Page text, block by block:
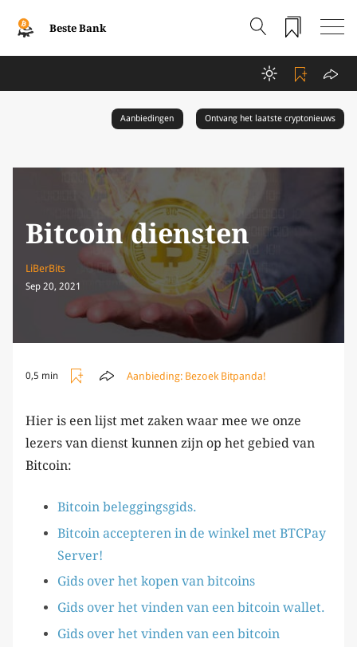
Beste Bank
Aanbiedingen Ontvang het laatste cryptonieuws
Bitcoin diensten
LiBerBits
Sep 20, 2021
0,5 min Aanbieding: Bezoek Bitpanda!
Hier is een lijst met zaken waar mee we onze
lezers van dienst kunnen zijn op het gebied van
Bitcoin:
Bitcoin beleggingsgids.
Bitcoin accepteren in de winkel met BTCPay
Server!
Gids over het kopen van bitcoins
Gids over het vinden van een bitcoin wallet.
Gids over het vinden van een bitcoin